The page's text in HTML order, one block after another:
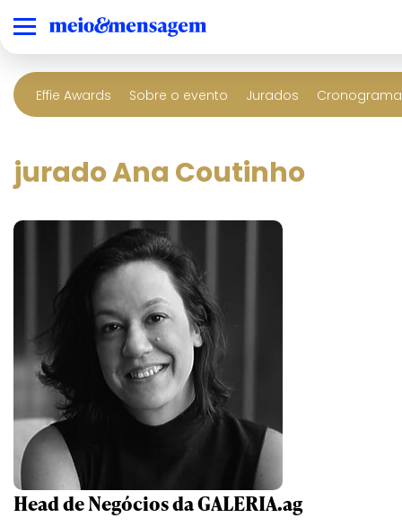
Effie Awards Sobre o evento Jurados
jurado Ana Coutinho
Head de Negócios da GALERIA.ag